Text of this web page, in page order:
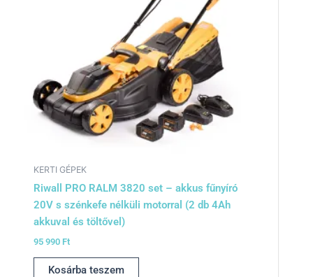
KERTI GÉPEK
Riwall PRO RALM 3820 set – akkus fűnyíró
20V s szénkefe nélküli motorral (2 db 4Ah
akkuval és töltővel)
95 990 Ft
Kosárba teszem